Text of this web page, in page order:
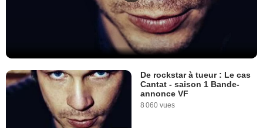
De rockstar à tueur : Le cas
Cantat - saison 1 Bande-
annonce VF
8 060 vues